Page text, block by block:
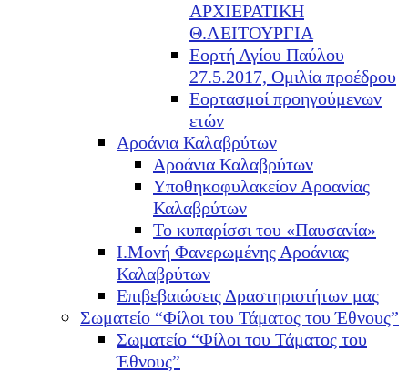
ΑΡΧΙΕΡΑΤΙΚΗ
Θ.ΛΕΙΤΟΥΡΓΙΑ
Εορτή Αγίου Παύλου
27.5.2017, Ομιλία προέδρου
Εορτασμοί προηγούμενων
ετών
Αροάνια Καλαβρύτων
Αροάνια Καλαβρύτων
Υποθηκοφυλακείον Αροανίας
Καλαβρύτων
Το κυπαρίσσι του «Παυσανία»
Ι.Μονή Φανερωμένης Αροάνιας
Καλαβρύτων
Επιβεβαιώσεις Δραστηριοτήτων μας
Σωματείο “Φίλοι του Τάματος του Έθνους”
Σωματείο “Φίλοι του Τάματος του
Έθνους”